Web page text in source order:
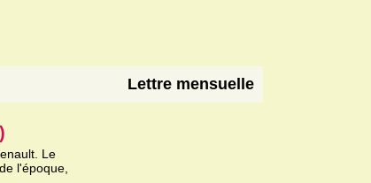
Lettre mensuelle
Le
l'époque,